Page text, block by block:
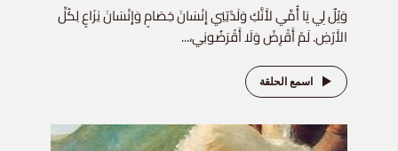
وَيْلٌ لِي يَا أُمِّي لأَنَّكِ وَلَدْتِنِي إِنْسَانَ خِصَامٍ وَإِنْسَانَ نِزَاعٍ لِكُلِّ
الأَرْضِ. لَمْ أَقْرِضْ وَلَا أَقْرَضُونِي،...
اسمع الحلقة